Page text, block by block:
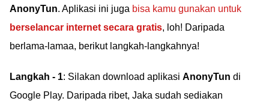
AnonyTun. Aplikasi ini juga bisa kamu gunakan untuk
berselancar internet secara gratis, loh! Daripada
berlama-lamaa, berikut langkah-langkahnya!
Langkah - 1: Silakan download aplikasi AnonyTun di
Google Play. Daripada ribet, Jaka sudah sediakan